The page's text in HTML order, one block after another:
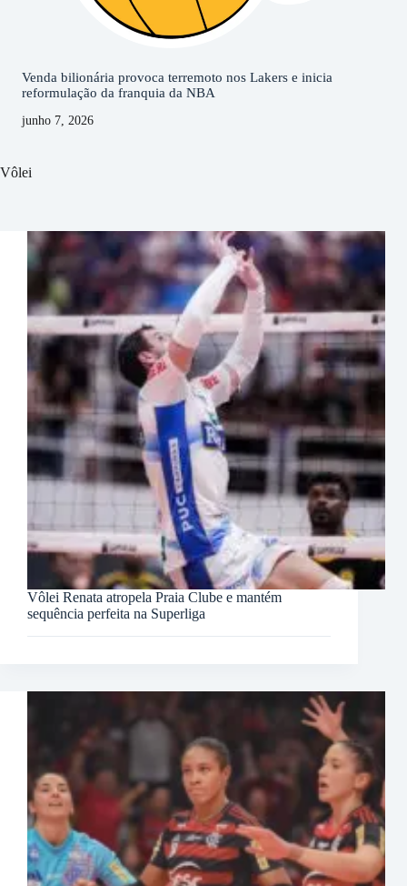
Venda bilionária provoca terremoto nos Lakers e inicia
reformulação da franquia da NBA
junho 7, 2026
Vôlei
Vôlei Renata atropela Praia Clube e mantém
sequência perfeita na Superliga